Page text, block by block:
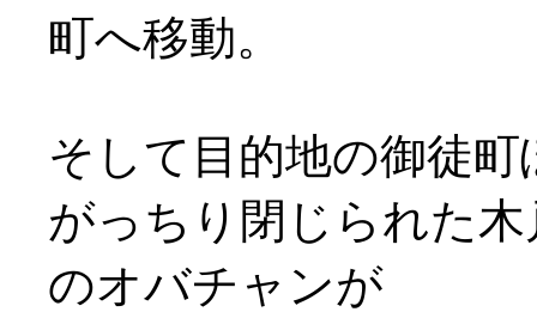
町へ移動。
そして目的地の御徒町
がっちり閉じられた
のオバチャンが